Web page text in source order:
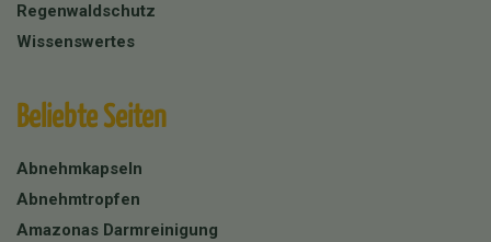
Regenwaldschutz
Wissenswertes
Beliebte Seiten
Abnehmkapseln
Abnehmtropfen
Amazonas Darmreinigung